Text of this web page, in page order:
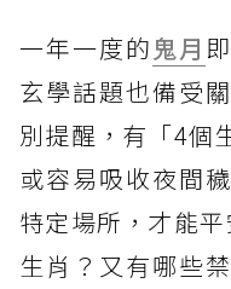
一年一度的 鬼月
玄學話題也備受
別提醒，有「4個
或容易吸收夜間
特定場所，才能
生肖？又有哪些